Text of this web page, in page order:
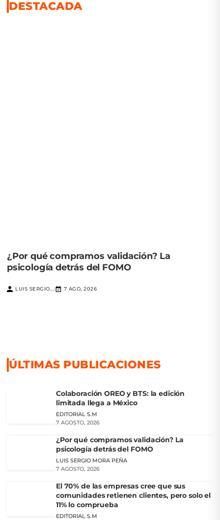
DESTACADA
¿Por qué compramos validación? La
psicología detrás del FOMO
LUIS SERGIO...| 7 AGO, 2026
ÚLTIMAS PUBLICACIONES
Colaboración OREO y BTS: la edición
limitada llega a México
EDITORIAL S.M
7 AGOSTO, 2026
¿Por qué compramos validación? La
psicología detrás del FOMO
LUIS SERGIO MORA PEÑA
7 AGOSTO, 2026
El 70% de las empresas cree que sus
comunidades retienen clientes, pero solo el
11% lo comprueba
EDITORIAL S.M